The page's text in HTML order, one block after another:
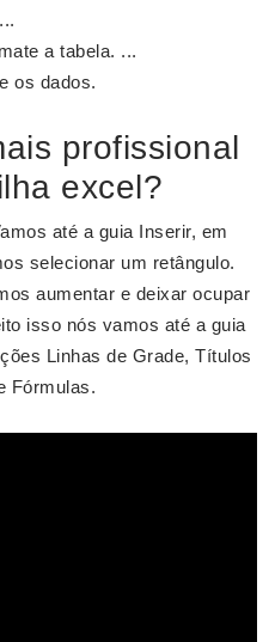
...
a tabela. ...
os dados.
profissional
excel?
até a guia Inserir, em
selecionar um retângulo.
aumentar e deixar ocupar
isso nós vamos até a guia
Linhas de Grade, Títulos
Fórmulas.